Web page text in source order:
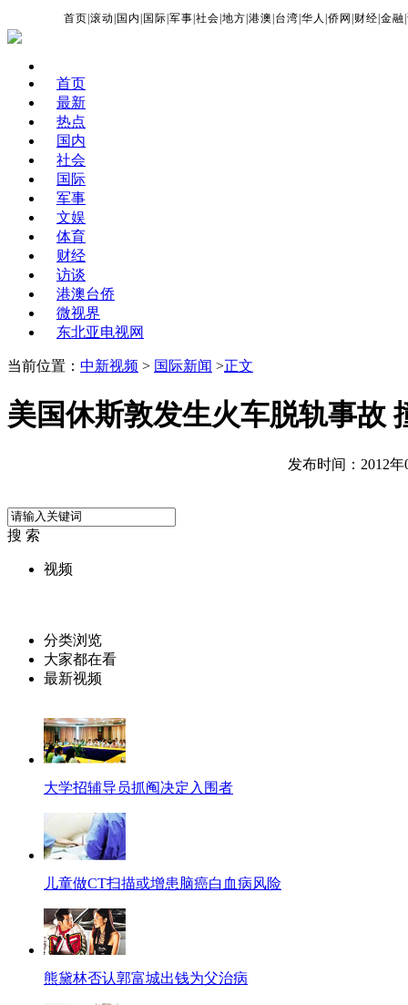
首页 |滚动 国内 国际 |军事 |社会 |地方 |港澳 台湾 |华人 |侨网 财经 |金融 |
首页
最新
热点
国内
社会
国际
军事
文娱
体育
财经
访谈
港澳台侨
微视界
东北亚电视网
当前位置： 中新视频 > 国际新闻 >正文
美国休斯敦发生火车脱轨事故
发布时间：2012年
搜 索
视频
分类浏览
大家都在看
最新视频
大学招辅导员抓阄决定入围者
儿童做CT扫描或增患脑癌白血病风险
熊黛林否认郭富城出钱为父治病